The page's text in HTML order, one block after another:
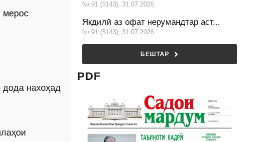
мерос
дода нахоҳад
№:91 (5143), 31.07.2026
Якдилӣ аз офат нерумандтар аст...
№:91 (5143), 31.07.2026
БЕШТАР
PDF